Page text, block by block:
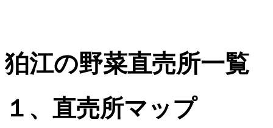
狛江の野菜直売所一覧
１、直売所マップ